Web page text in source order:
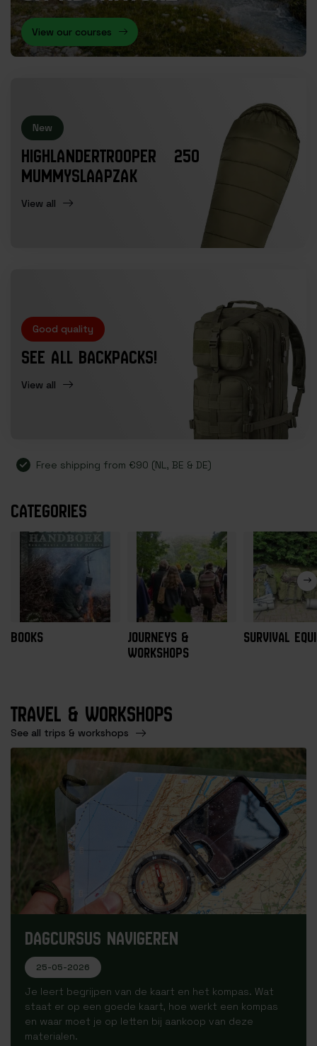
View our courses
New
HIGHLANDERTROOPER 250
MUMMYSLAAPZAK
View all
Good quality
SEE ALL BACKPACKS!
View all
Free shipping from €90 (NL, BE & DE)
CATEGORIES
BOOKS
JOURNEYS &
WORKSHOPS
SURVIVAL
TRAVEL & WORKSHOPS
See all trips & workshops
DAGCURSUS NAVIGEREN
25-05-2026
Je leert begrijpen van de kaart en het kompas. Wat
staat er op een goede kaart, hoe werkt een kompas
en waar moet je op letten bij aankoop van deze
materialen.